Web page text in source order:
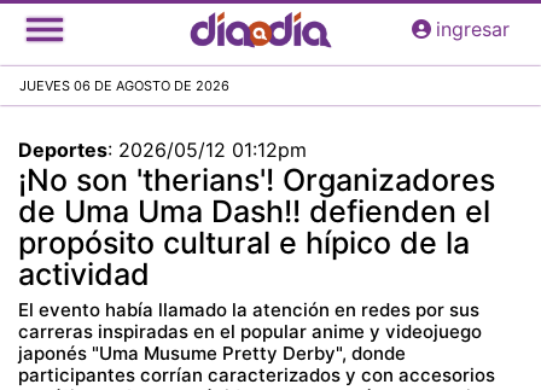
Pasar
al
principal
ingresar
JUEVES 06 DE AGOSTO DE 2026
Deportes: 2026/05/12 01:12pm
¡No son 'therians'! Organizadores
de Uma Uma Dash!! defienden el
propósito cultural e hípico de la
actividad
El evento había llamado la atención en redes por sus
carreras inspiradas en el popular anime y videojuego
japonés "Uma Musume Pretty Derby", donde
participantes corrían caracterizados y con accesorios